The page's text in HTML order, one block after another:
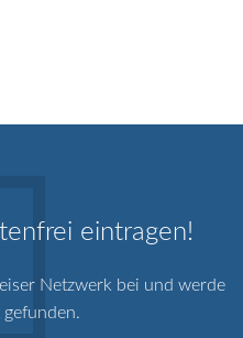
eintragen!
Netzwerk bei und werde